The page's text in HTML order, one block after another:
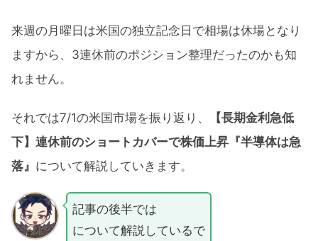
来週の月曜日は米国の独立記念日で相場は休場となり
ますから、3連休前のポジション整理だったのかも知
れません。
それでは7/1の米国市場を振り返り、
【長期金利急低
下】連休前のショートカバーで株価上昇『半導体は急
落』 について解説していきます。
記事の後半では
について解説しているで